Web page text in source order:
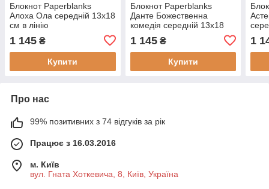
Блокнот Paperblanks
Алоха Ола середній 13х18
см в лінію
1 145 ₴
Купити
Блокнот Paperblanks
Данте Божественна
комедія середній 13х18
(9781439772317)
1 145₴
Купити
1
Про нас
99% позитивних з 74 відгуків за рік
Працює з 16.03.2016
м. Київ
вул. Гната Хоткевича, 8, Київ, Україна